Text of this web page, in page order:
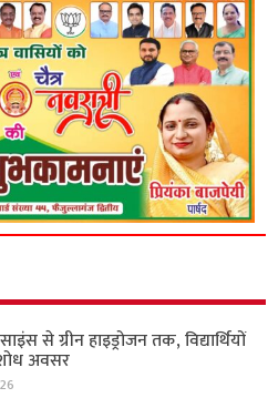
से ग्रीन हाइड्रोजन तक, विद्यार्थियों
अवसर